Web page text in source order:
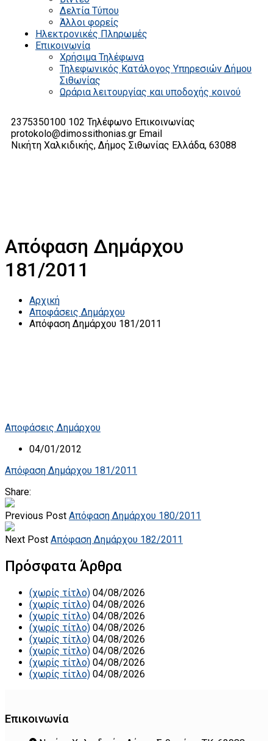
Δελτία Τύπου
Άλλοι φορείς
Ηλεκτρονικές Πληρωμές
Επικοινωνία
Χρήσιμα Τηλέφωνα
Τηλεφωνικός Κατάλογος Υπηρεσιών Δήμου
Σιθωνίας
Ωράρια λειτουργίας και υποδοχής κοινού
2375350100 102 Τηλέφωνο Επικοινωνίας
protokolo@dimossithonias.gr Email
Νικήτη Χαλκιδικής, Δήμος Σιθωνίας Ελλάδα, 63088
Απόφαση Δημάρχου
181/2011
Αρχική
Αποφάσεις Δημάρχου
Απόφαση Δημάρχου 181/2011
Αποφάσεις Δημάρχου
04/01/2012
Απόφαση Δημάρχου 181/2011
Share:
Previous Post Απόφαση Δημάρχου 180/2011
Next Post Απόφαση Δημάρχου 182/2011
Πρόσφατα Άρθρα
(χωρίς τίτλο) 04/08/2026
(χωρίς τίτλο) 04/08/2026
(χωρίς τίτλο) 04/08/2026
(χωρίς τίτλο) 04/08/2026
(χωρίς τίτλο) 04/08/2026
(χωρίς τίτλο) 04/08/2026
(χωρίς τίτλο) 04/08/2026
(χωρίς τίτλο) 04/08/2026
Επικοινωνία